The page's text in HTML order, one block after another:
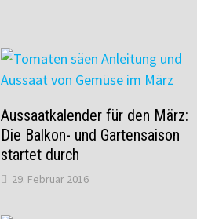
Aussaatkalender für den März:
Die Balkon- und Gartensaison
startet durch
29. Februar 2016